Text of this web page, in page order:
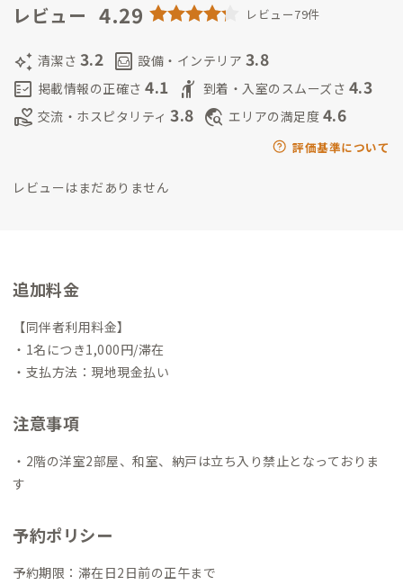
レビュー 4.29 レビュー79件
auto_awesome 清潔さ 3.2 living 設備・インテリア 3.8
fact_check 掲載情報の正確さ 4.1 hail 到着・入室のスムーズさ 4.3
volunteer_activism 交流・ホスピタリティ 3.8 travel_explore エリアの満足度 4.6
評価基準について
レビューはまだありません
追加料金
【同伴者利用料金】
・1名につき1,000円/滞在
・支払方法：現地現金払い
注意事項
・2階の洋室2部屋、和室、納戸は立ち入り禁止となっておりま
す
予約ポリシー
予約期限：滞在日2日前の正午まで